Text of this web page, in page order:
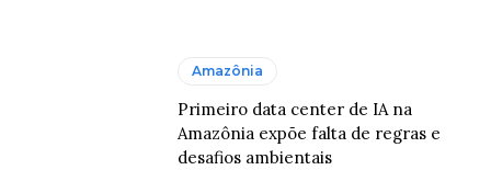
Amazônia
Primeiro data center de IA na
Amazônia expõe falta de regras e
desafios ambientais